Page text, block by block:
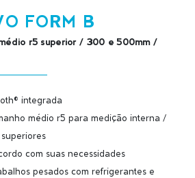
FORM B
r5 superior / 300 e 500mm /
integrada
médio r5 para medição interna /
com suas necessidades
pesados com refrigerantes e